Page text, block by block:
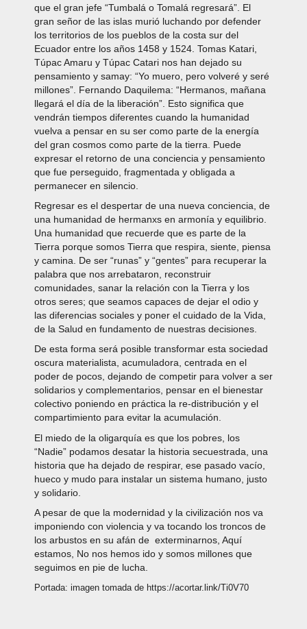
que el gran jefe “Tumbalá o Tomalá regresará”. El
gran señor de las islas murió luchando por defender
los territorios de los pueblos de la costa sur del
Ecuador entre los años 1458 y 1524. Tomas Katari,
Túpac Amaru y Túpac Catari nos han dejado su
pensamiento y samay: “Yo muero, pero volveré y seré
millones”. Fernando Daquilema: “Hermanos, mañana
llegará el día de la liberación”. Esto significa que
vendrán tiempos diferentes cuando la humanidad
vuelva a pensar en su ser como parte de la energía
del gran cosmos como parte de la tierra. Puede
expresar el retorno de una conciencia y pensamiento
que fue perseguido, fragmentada y obligada a
permanecer en silencio.
Regresar es el despertar de una nueva conciencia, de
una humanidad de hermanxs en armonía y equilibrio.
Una humanidad que recuerde que es parte de la
Tierra porque somos Tierra que respira, siente, piensa
y camina. De ser “runas” y “gentes” para recuperar la
palabra que nos arrebataron, reconstruir
comunidades, sanar la relación con la Tierra y los
otros seres; que seamos capaces de dejar el odio y
las diferencias sociales y poner el cuidado de la Vida,
de la Salud en fundamento de nuestras decisiones.
De esta forma será posible transformar esta sociedad
oscura materialista, acumuladora, centrada en el
poder de pocos, dejando de competir para volver a ser
solidarios y complementarios, pensar en el bienestar
colectivo poniendo en práctica la re-distribución y el
compartimiento para evitar la acumulación.
El miedo de la oligarquía es que los pobres, los
“Nadie” podamos desatar la historia secuestrada, una
historia que ha dejado de respirar, ese pasado vacío,
hueco y mudo para instalar un sistema humano, justo
y solidario.
A pesar de que la modernidad y la civilización nos va
imponiendo con violencia y va tocando los troncos de
los arbustos en su afán de exterminarnos, Aquí
estamos, No nos hemos ido y somos millones que
seguimos en pie de lucha.
Portada: imagen tomada de https://acortar.link/Ti0V70